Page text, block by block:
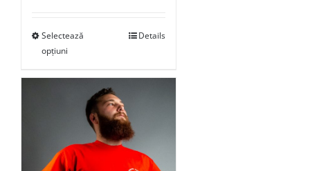
Selectează
opțiuni
Details